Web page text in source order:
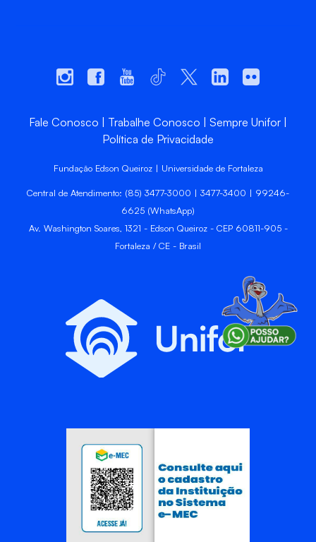
Fale Conosco Trabalhe Conosco
Sempre Unifor
Política de Privacidade
Fundação Edson Queiroz | Universidade de Fortaleza
Central de Atendimento: (85) 3477-3000 | 3477-3400 | 99246-
6625 (WhatsApp)
Av. Washington Soares, 1321 - Edson Queiroz - CEP 60811-905 -
Fortaleza / CE - Brasil